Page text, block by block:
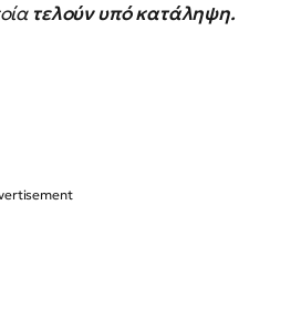
τελούν υπό κατάληψη.